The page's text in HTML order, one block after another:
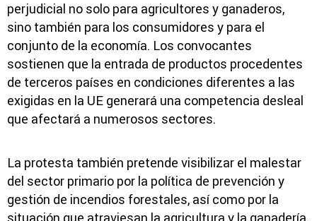
perjudicial no solo para agricultores y ganaderos,
sino también para los consumidores y para el
conjunto de la economía. Los convocantes
sostienen que la entrada de productos procedentes
de terceros países en condiciones diferentes a las
exigidas en la UE generará una competencia desleal
que afectará a numerosos sectores.
La protesta también pretende visibilizar el malestar
del sector primario por la política de prevención y
gestión de incendios forestales, así como por la